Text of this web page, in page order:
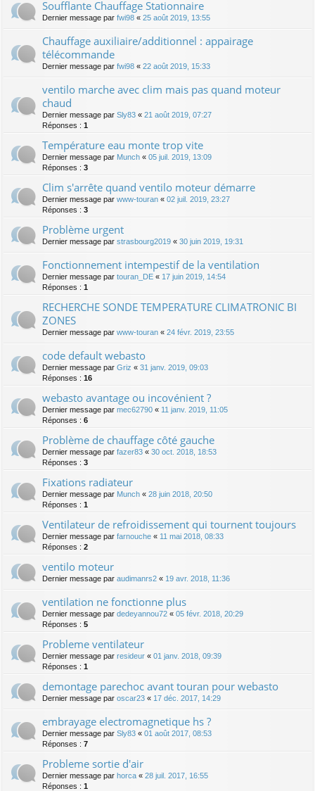
Soufflante Chauffage Stationnaire
Dernier message par fwi98 « 25 août 2019, 13:55
Chauffage auxiliaire/additionnel : appairage
télécommande
Dernier message par fwi98 « 22 août 2019, 15:33
ventilo marche avec clim mais pas quand moteur
chaud
Dernier message par Sly83 « 21 août 2019, 07:27
Réponses : 1
Température eau monte trop vite
Dernier message par Munch « 05 juil. 2019, 13:09
Réponses : 3
Clim s'arrête quand ventilo moteur démarre
Dernier message par www-touran « 02 juil. 2019, 23:27
Réponses : 3
Problème urgent
Dernier message par strasbourg2019 « 30 juin 2019, 19:31
Fonctionnement intempestif de la ventilation
Dernier message par touran_DE « 17 juin 2019, 14:54
Réponses : 1
RECHERCHE SONDE TEMPERATURE CLIMATRONIC BI
ZONES
Dernier message par www-touran « 24 févr. 2019, 23:55
code default webasto
Dernier message par Griz « 31 janv. 2019, 09:03
Réponses : 16
webasto avantage ou incovénient ?
Dernier message par mec62790 « 11 janv. 2019, 11:05
Réponses : 6
Problème de chauffage côté gauche
Dernier message par fazer83 « 30 oct. 2018, 18:53
Réponses : 3
Fixations radiateur
Dernier message par Munch « 28 juin 2018, 20:50
Réponses : 1
Ventilateur de refroidissement qui tournent toujours
Dernier message par farnouche « 11 mai 2018, 08:33
Réponses : 2
ventilo moteur
Dernier message par audimanrs2 « 19 avr. 2018, 11:36
ventilation ne fonctionne plus
Dernier message par dedeyannou72 « 05 févr. 2018, 20:29
Réponses : 5
Probleme ventilateur
Dernier message par resideur « 01 janv. 2018, 09:39
Réponses : 1
demontage parechoc avant touran pour webasto
Dernier message par oscar23 « 17 déc. 2017, 14:29
embrayage electromagnetique hs ?
Dernier message par Sly83 « 01 août 2017, 08:53
Réponses : 7
Probleme sortie d'air
Dernier message par horca « 28 juil. 2017, 16:55
Réponses : 1